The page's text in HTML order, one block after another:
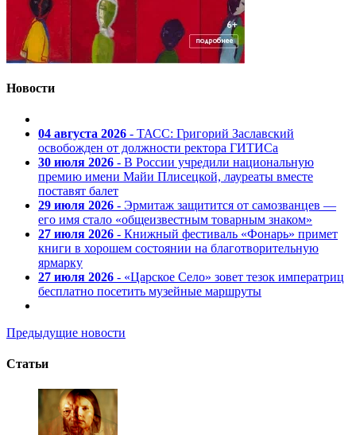
Новости
04 августа 2026 - ТАСС: Григорий Заславский
освобожден от должности ректора ГИТИСа
30 июля 2026 - В России учредили национальную
премию имени Майи Плисецкой, лауреаты вместе
поставят балет
29 июля 2026 - Эрмитаж защитится от самозванцев —
его имя стало «общеизвестным товарным знаком»
27 июля 2026 - Книжный фестиваль «Фонарь» примет
книги в хорошем состоянии на благотворительную
ярмарку
27 июля 2026 - «Царское Село» зовет тезок императриц
бесплатно посетить музейные маршруты
Предыдущие новости
Статьи